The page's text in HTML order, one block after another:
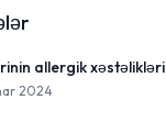
allergik xəstəlikləri
2024